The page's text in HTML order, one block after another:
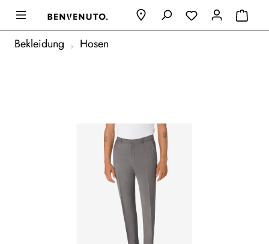
Bekleidung Hosen